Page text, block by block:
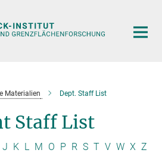
Materialien Dept. Staff List
Staff List
J K L M O P R S T V W X Z